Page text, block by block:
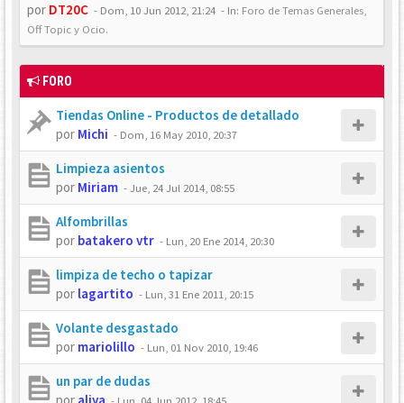
por DT20C - Dom, 10 Jun 2012, 21:24 - In: Foro de Temas Generales,
Off Topic y Ocio.
FORO
Tiendas Online - Productos de detallado
por Michi - Dom, 16 May 2010, 20:37
Limpieza asientos
por Miriam -Jue, 24 Jul 2014, 08:55
Alfombrillas
por batakero vtr - Lun, 20 Ene 2014, 20:30
limpiza de techo o tapizar
por lagartito - Lun, 31 Ene 2011, 20:15
Volante desgastado
por mariolillo - Lun, 01 Nov 2010, 19:46
un par de dudas